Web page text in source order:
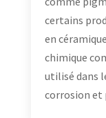
certains
en
chimique
utilisé dans
corrosion et